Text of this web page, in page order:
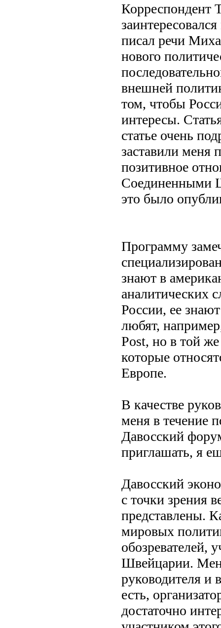
Корреспондент
писал речи
нового
внешней
том, чтобы
интересы.
статье очень
заставили меня
позитивное
Соединенными
это было
Программу
знают в
аналитических
России, ее
любят,
Post, но в той
которые
Европе.
В качестве
меня в течение
Давосский
приглашать, я
Давосский
с точки зрения
представлены.
мировых
обозревателей,
Швейцарии.
руководителя и
есть,
достаточно